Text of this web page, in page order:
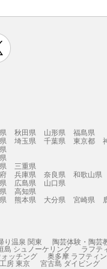
秋田県 山形県
福島県
埼玉県 千葉県 東京都
三重県
兵庫県 奈良県
和歌山県
広島県
山口県
高知県
熊本県 大分県 宮崎県
り温泉 関東 陶芸体験・陶芸
島 シュノーケリング ラフテ
ッチング 奥多摩 ラフティ
房 東京 宮古島 ダイビング